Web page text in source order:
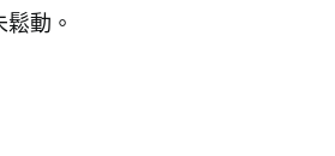
動。